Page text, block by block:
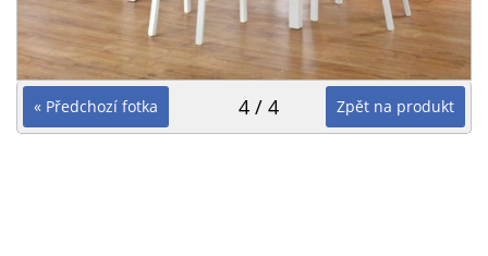
« Předchozí fotka Zpět na produkt
4 / 4